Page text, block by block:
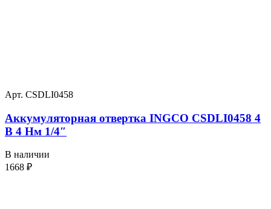
Арт. CSDLI0458
Аккумуляторная отвертка INGCO CSDLI0458 4
В 4 Нм 1/4″
В наличии
1668 ₽